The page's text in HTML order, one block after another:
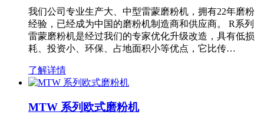
我们公司专业生产大、中型雷蒙磨粉机，拥有22年磨粉
经验，已经成为中国的磨粉机制造商和供应商。 R系列
雷蒙磨粉机是经过我们的专家优化升级改造，具有低损
耗、投资小、环保、占地面积小等优点，它比传…
了解详情
MTW 系列欧式磨粉机